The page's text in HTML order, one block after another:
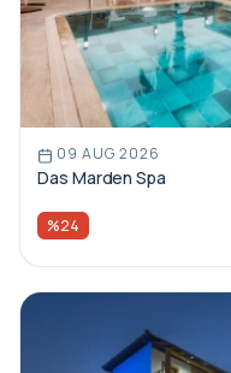
09 AUG 2026
Das Marden Spa
%24